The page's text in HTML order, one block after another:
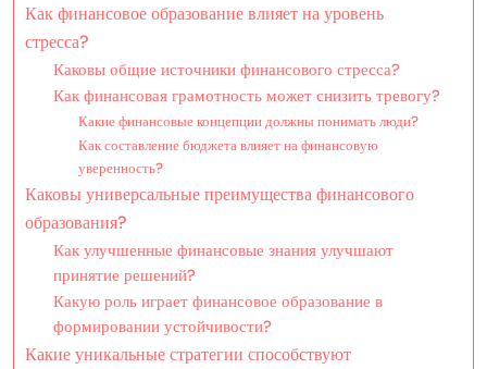
Как финансовое образование влияет на уровень
стресса?
Каковы общие источники финансового стресса?
Как финансовая грамотность может снизить тревогу?
Какие финансовые концепции должны понимать люди?
Как составление бюджета влияет на финансовую
уверенность?
Каковы универсальные преимущества финансового
образования?
Как улучшенные финансовые знания улучшают
принятие решений?
Какую роль играет финансовое образование в
формировании устойчивости?
Какие уникальные стратегии способствуют